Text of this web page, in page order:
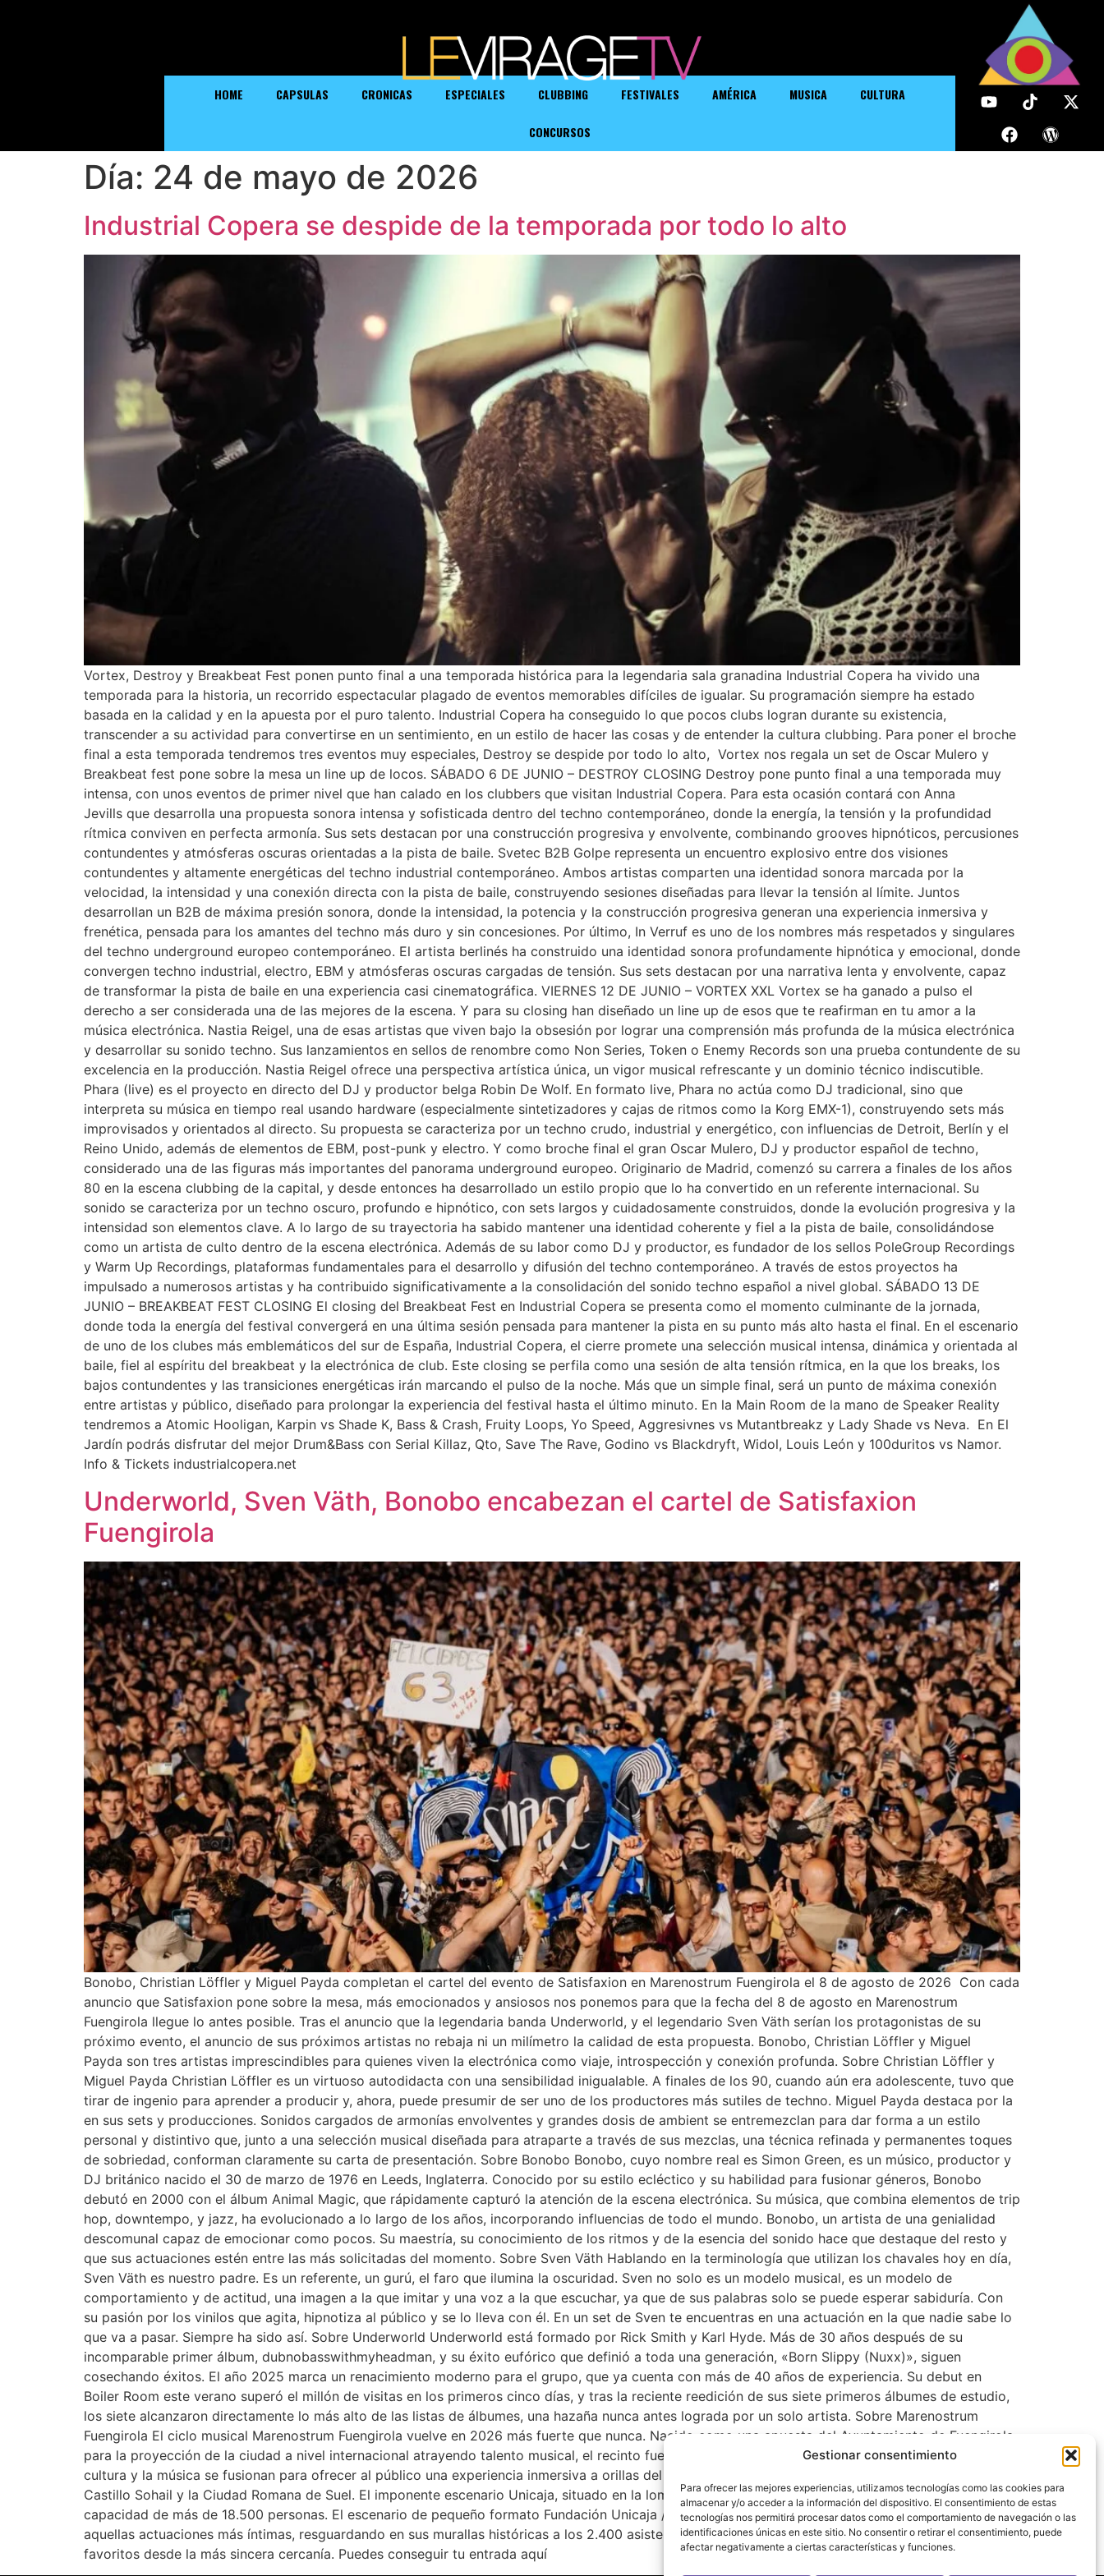
Gestionar consentimiento
Para ofrecer las mejores experiencias, utilizamos tecnologías como las cookies para
almacenar y/o acceder a la información del dispositivo. El consentimiento de estas
tecnologías nos permitirá procesar datos como el comportamiento de navegación o las
identificaciones únicas en este sitio. No consentir o retirar el consentimiento, puede
afectar negativamente a ciertas características y funciones.
HOME CAPSULAS CRONICAS ESPECIALES CLUBBING FESTIVALES AMÉRICA MUSICA CULTURA
CONCURSOS
Día: 24 de mayo de 2026
Industrial Copera se despide de la temporada por todo lo alto
Vortex, Destroy y Breakbeat Fest ponen punto final a una temporada histórica para la legendaria sala granadina Industrial Copera ha vivido una
temporada para la historia, un recorrido espectacular plagado de eventos memorables difíciles de igualar. Su programación siempre ha estado
basada en la calidad y en la apuesta por el puro talento. Industrial Copera ha conseguido lo que pocos clubs logran durante su existencia,
transcender a su actividad para convertirse en un sentimiento, en un estilo de hacer las cosas y de entender la cultura clubbing. Para poner el broche
final a esta temporada tendremos tres eventos muy especiales, Destroy se despide por todo lo alto, Vortex nos regala un set de Oscar Mulero y
Breakbeat fest pone sobre la mesa un line up de locos. SÁBADO 6 DE JUNIO – DESTROY CLOSING Destroy pone punto final a una temporada muy
intensa, con unos eventos de primer nivel que han calado en los clubbers que visitan Industrial Copera. Para esta ocasión contará con Anna
Jevills que desarrolla una propuesta sonora intensa y sofisticada dentro del techno contemporáneo, donde la energía, la tensión y la profundidad
rítmica conviven en perfecta armonía. Sus sets destacan por una construcción progresiva y envolvente, combinando grooves hipnóticos, percusiones
contundentes y atmósferas oscuras orientadas a la pista de baile. Svetec B2B Golpe representa un encuentro explosivo entre dos visiones
contundentes y altamente energéticas del techno industrial contemporáneo. Ambos artistas comparten una identidad sonora marcada por la
velocidad, la intensidad y una conexión directa con la pista de baile, construyendo sesiones diseñadas para llevar la tensión al límite. Juntos
desarrollan un B2B de máxima presión sonora, donde la intensidad, la potencia y la construcción progresiva generan una experiencia inmersiva y
frenética, pensada para los amantes del techno más duro y sin concesiones. Por último, In Verruf es uno de los nombres más respetados y singulares
del techno underground europeo contemporáneo. El artista berlinés ha construido una identidad sonora profundamente hipnótica y emocional, donde
convergen techno industrial, electro, EBM y atmósferas oscuras cargadas de tensión. Sus sets destacan por una narrativa lenta y envolvente, capaz
de transformar la pista de baile en una experiencia casi cinematográfica. VIERNES 12 DE JUNIO – VORTEX XXL Vortex se ha ganado a pulso el
derecho a ser considerada una de las mejores de la escena. Y para su closing han diseñado un line up de esos que te reafirman en tu amor a la
música electrónica. Nastia Reigel, una de esas artistas que viven bajo la obsesión por lograr una comprensión más profunda de la música electrónica
y desarrollar su sonido techno. Sus lanzamientos en sellos de renombre como Non Series, Token o Enemy Records son una prueba contundente de su
excelencia en la producción. Nastia Reigel ofrece una perspectiva artística única, un vigor musical refrescante y un dominio técnico indiscutible.
Phara (live) es el proyecto en directo del DJ y productor belga Robin De Wolf. En formato live, Phara no actúa como DJ tradicional, sino que
interpreta su música en tiempo real usando hardware (especialmente sintetizadores y cajas de ritmos como la Korg EMX-1), construyendo sets más
improvisados y orientados al directo. Su propuesta se caracteriza por un techno crudo, industrial y energético, con influencias de Detroit, Berlín y el
Reino Unido, además de elementos de EBM, post-punk y electro. Y como broche final el gran Oscar Mulero, DJ y productor español de techno,
considerado una de las figuras más importantes del panorama underground europeo. Originario de Madrid, comenzó su carrera a finales de los años
80 en la escena clubbing de la capital, y desde entonces ha desarrollado un estilo propio que lo ha convertido en un referente internacional. Su
sonido se caracteriza por un techno oscuro, profundo e hipnótico, con sets largos y cuidadosamente construidos, donde la evolución progresiva y la
intensidad son elementos clave. A lo largo de su trayectoria ha sabido mantener una identidad coherente y fiel a la pista de baile, consolidándose
como un artista de culto dentro de la escena electrónica. Además de su labor como DJ y productor, es fundador de los sellos PoleGroup Recordings
y Warm Up Recordings, plataformas fundamentales para el desarrollo y difusión del techno contemporáneo. A través de estos proyectos ha
impulsado a numerosos artistas y ha contribuido significativamente a la consolidación del sonido techno español a nivel global. SÁBADO 13 DE
JUNIO – BREAKBEAT FEST CLOSING El closing del Breakbeat Fest en Industrial Copera se presenta como el momento culminante de la jornada,
donde toda la energía del festival convergerá en una última sesión pensada para mantener la pista en su punto más alto hasta el final. En el escenario
de uno de los clubes más emblemáticos del sur de España, Industrial Copera, el cierre promete una selección musical intensa, dinámica y orientada al
baile, fiel al espíritu del breakbeat y la electrónica de club. Este closing se perfila como una sesión de alta tensión rítmica, en la que los breaks, los
bajos contundentes y las transiciones energéticas irán marcando el pulso de la noche. Más que un simple final, será un punto de máxima conexión
entre artistas y público, diseñado para prolongar la experiencia del festival hasta el último minuto. En la Main Room de la mano de Speaker Reality
tendremos a Atomic Hooligan, Karpin vs Shade K, Bass & Crash, Fruity Loops, Yo Speed, Aggresivnes vs Mutantbreakz y Lady Shade vs Neva. En El
Jardín podrás disfrutar del mejor Drum&Bass con Serial Killaz, Qto, Save The Rave, Godino vs Blackdryft, Widol, Louis León y 100duritos vs Namor.
Info & Tickets industrialcopera.net
Underworld, Sven Väth, Bonobo encabezan el cartel de Satisfaxion
Fuengirola
Bonobo, Christian Löffler y Miguel Payda completan el cartel del evento de Satisfaxion en Marenostrum Fuengirola el 8 de agosto de 2026 Con cada
anuncio que Satisfaxion pone sobre la mesa, más emocionados y ansiosos nos ponemos para que la fecha del 8 de agosto en Marenostrum
Fuengirola llegue lo antes posible. Tras el anuncio que la legendaria banda Underworld, y el legendario Sven Väth serían los protagonistas de su
próximo evento, el anuncio de sus próximos artistas no rebaja ni un milímetro la calidad de esta propuesta. Bonobo, Christian Löffler y Miguel
Payda son tres artistas imprescindibles para quienes viven la electrónica como viaje, introspección y conexión profunda. Sobre Christian Löffler y
Miguel Payda Christian Löffler es un virtuoso autodidacta con una sensibilidad inigualable. A finales de los 90, cuando aún era adolescente, tuvo que
tirar de ingenio para aprender a producir y, ahora, puede presumir de ser uno de los productores más sutiles de techno. Miguel Payda destaca por la
en sus sets y producciones. Sonidos cargados de armonías envolventes y grandes dosis de ambient se entremezclan para dar forma a un estilo
personal y distintivo que, junto a una selección musical diseñada para atraparte a través de sus mezclas, una técnica refinada y permanentes toques
de sobriedad, conforman claramente su carta de presentación. Sobre Bonobo Bonobo, cuyo nombre real es Simon Green, es un músico, productor y
DJ británico nacido el 30 de marzo de 1976 en Leeds, Inglaterra. Conocido por su estilo ecléctico y su habilidad para fusionar géneros, Bonobo
debutó en 2000 con el álbum Animal Magic, que rápidamente capturó la atención de la escena electrónica. Su música, que combina elementos de trip
hop, downtempo, y jazz, ha evolucionado a lo largo de los años, incorporando influencias de todo el mundo. Bonobo, un artista de una genialidad
descomunal capaz de emocionar como pocos. Su maestría, su conocimiento de los ritmos y de la esencia del sonido hace que destaque del resto y
que sus actuaciones estén entre las más solicitadas del momento. Sobre Sven Väth Hablando en la terminología que utilizan los chavales hoy en día,
Sven Väth es nuestro padre. Es un referente, un gurú, el faro que ilumina la oscuridad. Sven no solo es un modelo musical, es un modelo de
comportamiento y de actitud, una imagen a la que imitar y una voz a la que escuchar, ya que de sus palabras solo se puede esperar sabiduría. Con
su pasión por los vinilos que agita, hipnotiza al público y se lo lleva con él. En un set de Sven te encuentras en una actuación en la que nadie sabe lo
que va a pasar. Siempre ha sido así. Sobre Underworld Underworld está formado por Rick Smith y Karl Hyde. Más de 30 años después de su
incomparable primer álbum, dubnobasswithmyheadman, y su éxito eufórico que definió a toda una generación, «Born Slippy (Nuxx)», siguen
cosechando éxitos. El año 2025 marca un renacimiento moderno para el grupo, que ya cuenta con más de 40 años de experiencia. Su debut en
Boiler Room este verano superó el millón de visitas en los primeros cinco días, y tras la reciente reedición de sus siete primeros álbumes de estudio,
los siete alcanzaron directamente lo más alto de las listas de álbumes, una hazaña nunca antes lograda por un solo artista. Sobre Marenostrum
Fuengirola El ciclo musical Marenostrum Fuengirola vuelve en 2026 más fuerte que nunca. Nacido como una apuesta del Ayuntamiento de Fuengirola
para la proyección de la ciudad a nivel internacional atrayendo talento musical, el recinto fuengiroleño se establece como un espacio donde la
cultura y la música se fusionan para ofrecer al público una experiencia inmersiva a orillas del Mar Mediterráneo, resguardado por la historia del
Castillo Sohail y la Ciudad Romana de Suel. El imponente escenario Unicaja, situado en la loma del castillo Sohail, es capaz de albergar una
capacidad de más de 18.500 personas. El escenario de pequeño formato Fundación Unicaja / Castillo Sohail, adquiere la magia cultural recibiendo
aquellas actuaciones más íntimas, resguardando en sus murallas históricas a los 2.400 asistentes que viven y sienten las letras de sus cantantes
favoritos desde la más sincera cercanía. Puedes conseguir tu entrada aquí